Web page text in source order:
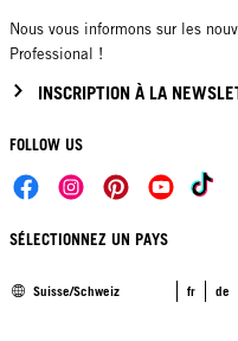
Nous vous informons sur les
Professional !
INSCRIPTION À LA
FOLLOW US
SÉLECTIONNEZ UN PAYS
Suisse/Schweiz fr de